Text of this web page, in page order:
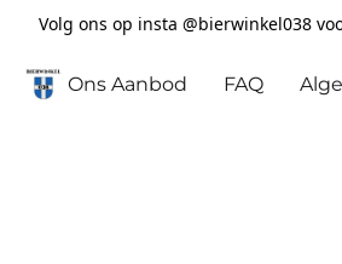
Volg ons op insta @bierwinkel038
Ons Aanbod FAQ